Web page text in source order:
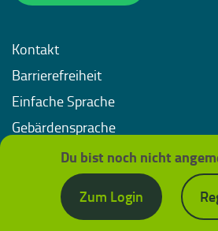
Kontakt
Barrierefreiheit
Einfache Sprache
Gebärdensprache
Impressum
Datenschutz
Nutzungsbedingungen
Du bist noch nicht
Zum Login